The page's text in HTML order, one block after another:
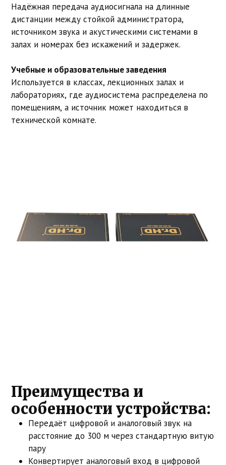
Надёжная передача аудиосигнала на длинные
дистанции между стойкой администратора,
источником звука и акустическими системами в
залах и номерах без искажений и задержек.
Учебные и образовательные заведения
Используется в классах, лекционных залах и
лабораториях, где аудиосистема распределена по
помещениям, а источник может находиться в
технической комнате.
Преимущества и
особенности устройства:
Передаёт цифровой и аналоговый звук на
расстояние до 300 м через стандартную витую
пару
Конвертирует аналоговый вход в цифровой